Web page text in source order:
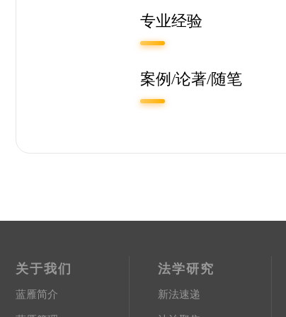
专业经验
案例/论著/随笔
关于我们
蓝雁简介
法学研究
新法速递